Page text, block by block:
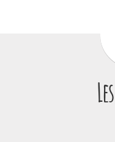
Panneau de gestion